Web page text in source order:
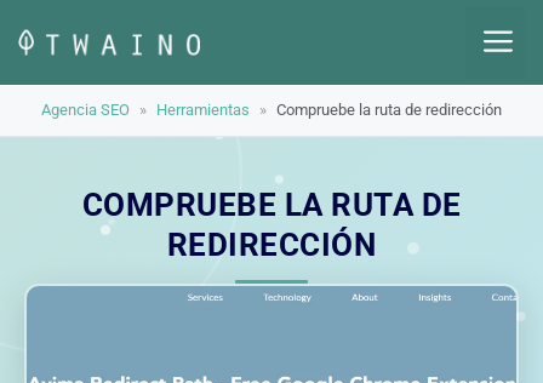
contenido
Agencia SEO » Herramientas » Compruebe la ruta de redirección
COMPRUEBE LA RUTA DE
REDIRECCIÓN